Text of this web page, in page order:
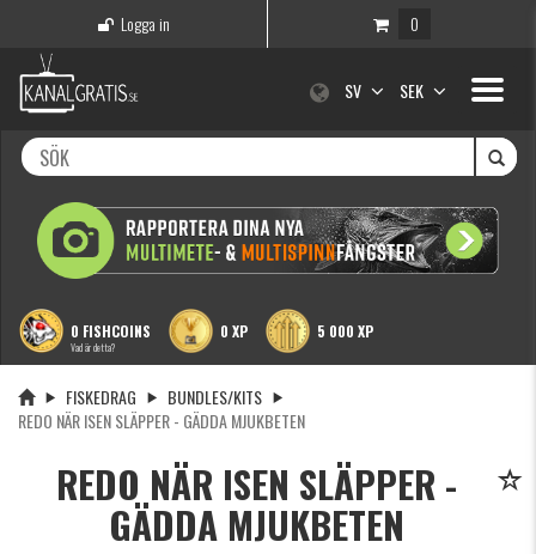
Logga in 0
Toggle
SV SEK
0 FISHCOINS
Vad är detta?
0 XP 5 000 XP
FISKEDRAG
BUNDLES/KITS
REDO NÄR ISEN SLÄPPER - GÄDDA MJUKBETEN
REDO NÄR ISEN SLÄPPER -
GÄDDA MJUKBETEN